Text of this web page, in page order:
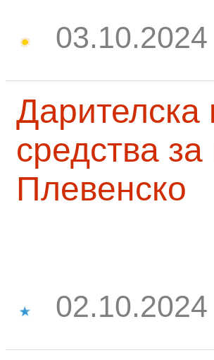
03.10.2024
средства
Плевенско
02.10.2024